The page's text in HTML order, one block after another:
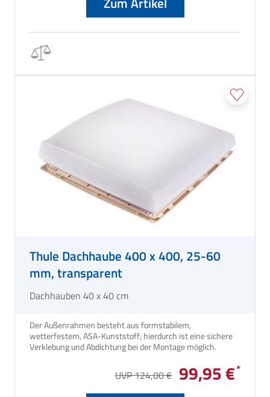
Thule Dachhaube 400 x 400, 25-60
mm, transparent
Dachhauben 40 x 40 cm
Der Außenrahmen besteht aus formstabilem,
wetterfestem, ASA-Kunststoff; hierdurch ist eine sichere
UVP 124,00 € 99,95 €